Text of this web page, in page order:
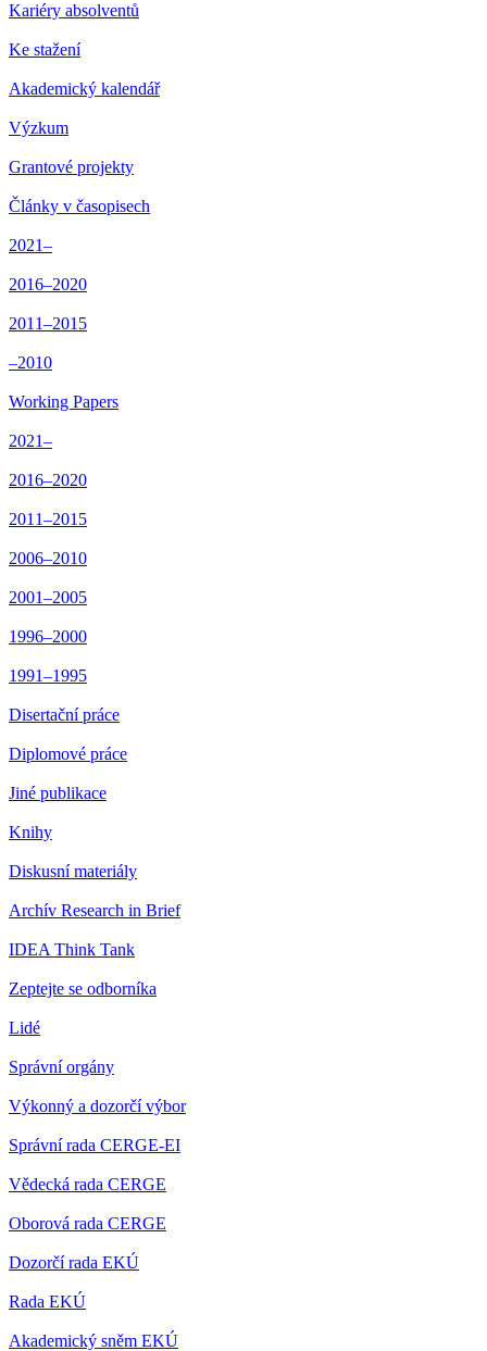
Kariéry absolventů
Ke stažení
Akademický kalendář
Výzkum
Grantové projekty
Články v časopisech
2021–
2016–2020
2011–2015
–2010
Working Papers
2021–
2016–2020
2011–2015
2006–2010
2001–2005
1996–2000
1991–1995
Disertační práce
Diplomové práce
Jiné publikace
Knihy
Diskusní materiály
Archív Research in Brief
IDEA Think Tank
Zeptejte se odborníka
Lidé
Správní orgány
Výkonný a dozorčí výbor
Správní rada CERGE-EI
Vědecká rada CERGE
Oborová rada CERGE
Dozorčí rada EKÚ
Rada EKÚ
Akademický sněm EKÚ